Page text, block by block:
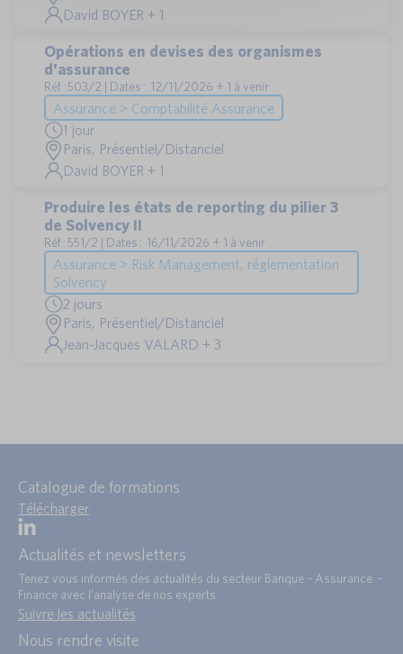
David BOYER + 1
Opérations en devises des organismes
d'assurance
Réf : 503/2 | Dates : 12/11/2026 + 1 à venir
Assurance > Comptabilité Assurance
1 jour
Paris, Présentiel/Distanciel
David BOYER + 1
Produire les états de reporting du pilier 3
de Solvency II
Réf : 551/2 | Dates : 16/11/2026 + 1 à venir
Assurance > Risk Management, réglementation
Solvency
2 jours
Paris, Présentiel/Distanciel
Jean-Jacques VALARD + 3
Catalogue de formations
Télécharger
Actualités et newsletters
Tenez vous informés des actualités du secteur Banque – Assurance –
Finance avec l’analyse de nos experts.
Suivre les actualités
Nous rendre visite